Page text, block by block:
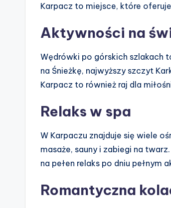
Karpacz to miejsce, które
Aktywności na
Wędrówki po górskich szlakach
na Śnieżkę, najwyższy szczyt
Karpacz to również raj dla
Relaks w spa
W Karpaczu znajduje się wiele
masaże, sauny i zabiegi na
na pełen relaks po dniu pełnym
Romantyczna